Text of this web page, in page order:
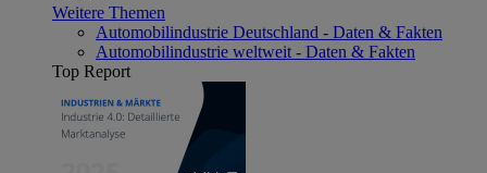
Weitere Themen
Automobilindustrie Deutschland - Daten & Fakten
Automobilindustrie weltweit - Daten & Fakten
Top Report